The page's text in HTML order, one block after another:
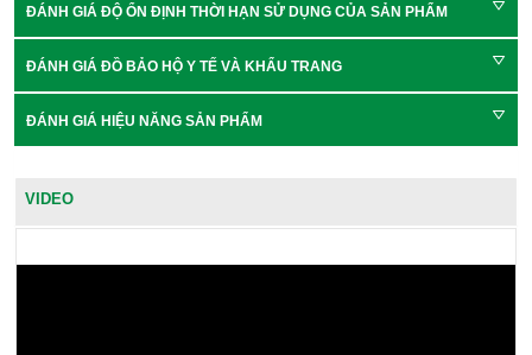
ĐÁNH GIÁ ĐỘ ỔN ĐỊNH THỜI HẠN SỬ DỤNG CỦA SẢN PHẨM
ĐÁNH GIÁ ĐỒ BẢO HỘ Y TẾ VÀ KHẨU TRANG
ĐÁNH GIÁ HIỆU NĂNG SẢN PHẨM
VIDEO